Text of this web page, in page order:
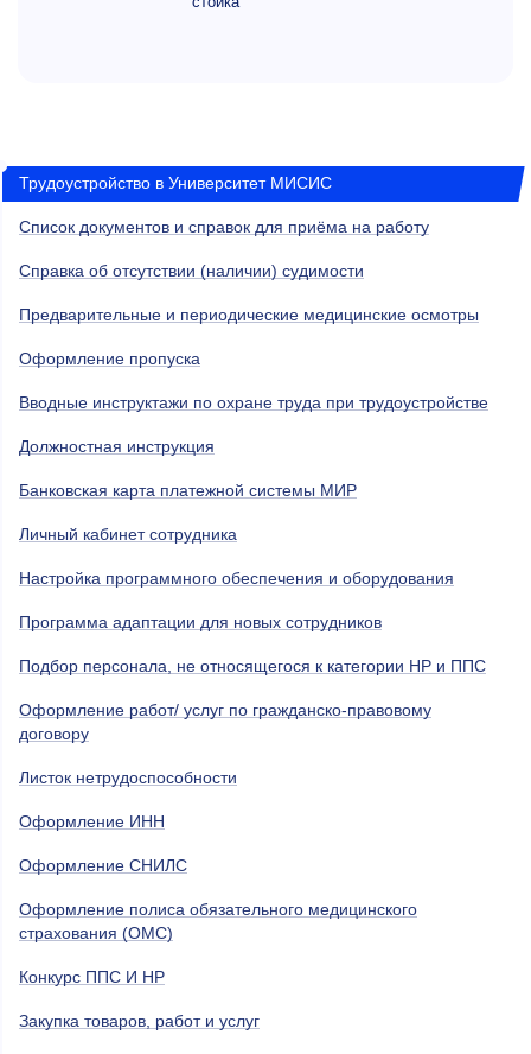
Трудоустройство в Университет МИСИС
Список документов и справок для приёма на работу
Справка об отсутствии (наличии) судимости
Предварительные и периодические медицинские осмотры
Оформление пропуска
Вводные инструктажи по охране труда при трудоустройстве
Должностная инструкция
Банковская карта платежной системы МИР
Личный кабинет сотрудника
Настройка программного обеспечения и оборудования
Программа адаптации для новых сотрудников
Подбор персонала, не относящегося к категории НР и ППС
Оформление работ/ услуг по гражданско-правовому
договору
Листок нетрудоспособности
Оформление ИНН
Оформление СНИЛС
Оформление полиса обязательного медицинского
страхования (ОМС)
Конкурс ППС И НР
Закупка товаров, работ и услуг